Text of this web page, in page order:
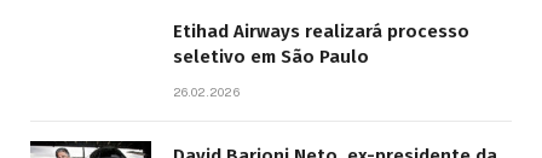
Etihad Airways realizará processo
seletivo em São Paulo
26.02.2026